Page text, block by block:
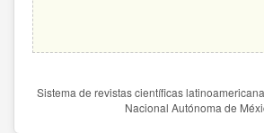
Sistema de revistas científicas
Nacional Autónoma de